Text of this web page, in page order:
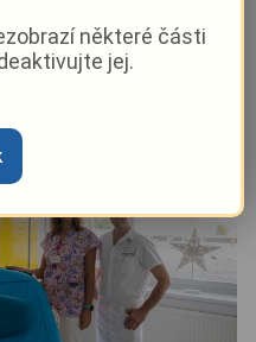
|15:15
některé části
jej.